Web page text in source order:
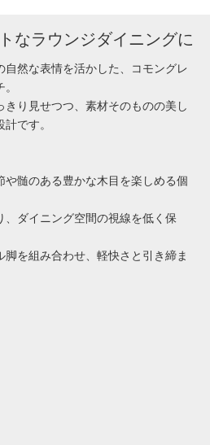
なラウンジダイニングに
然な表情を活かした、コモングレ
きり見せつつ、素材そのものの美し
です。
や髄のある豊かな木目を楽しめる個
、ダイニング空間の視線を低く保
脚を組み合わせ、軽快さと引き締ま